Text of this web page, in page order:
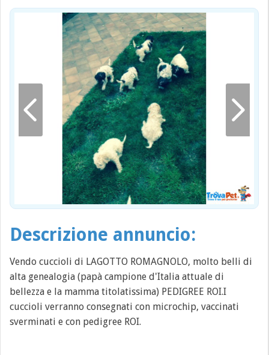
Descrizione annuncio:
Vendo cuccioli di LAGOTTO ROMAGNOLO, molto belli di
alta genealogia (papà campione d'Italia attuale di
bellezza e la mamma titolatissima) PEDIGREE ROI.I
cuccioli verranno consegnati con microchip, vaccinati
sverminati e con pedigree ROI.